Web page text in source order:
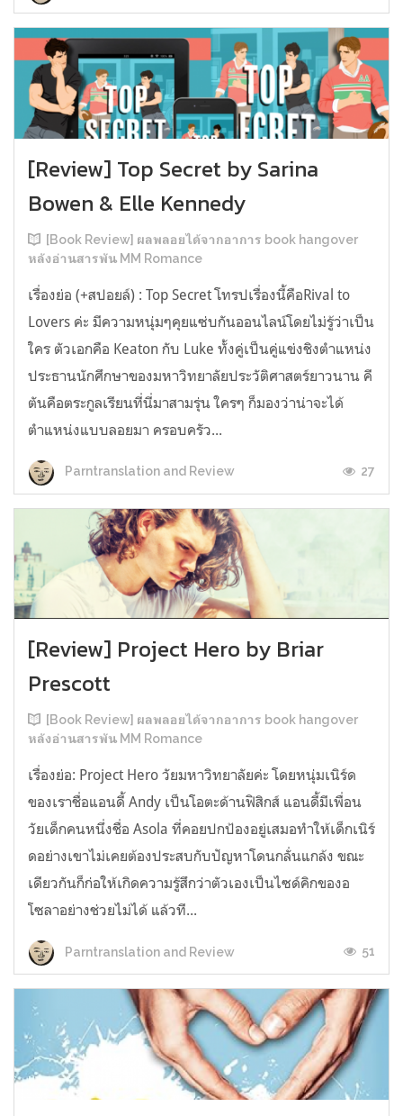
[Review] Top Secret by Sarina
Bowen & Elle Kennedy
[Book Review] ผลพลอยได้จากอาการ book hangover
หลังอ่านสารพัน MM Romance
เรื่องย่อ (+สปอยล์) : Top Secret โทรปเรื่องนี้คือRival to
Lovers ค่ะ มีความหนุ่มๆคุยแซ่บกันออนไลน์โดยไม่รู้ว่าเป็น
ใคร ตัวเอกคือ Keaton กับ Luke ทั้งคู่เป็นคู่แข่งชิงตำแหน่ง
ประธานนักศึกษาของมหาวิทยาลัยประวัติศาสตร์ยาวนาน คี
ตันคือตระกูลเรียนที่นี่มาสามรุ่น ใครๆ ก็มองว่าน่าจะได้
ตำแหน่งแบบลอยมา ครอบครัว...
Parntranslation and Review 27
[Review] Project Hero by Briar
Prescott
[Book Review] ผลพลอยได้จากอาการ book hangover
หลังอ่านสารพัน MM Romance
เรื่องย่อ: Project Hero วัยมหาวิทยาลัยค่ะ โดยหนุ่มเนิร์ด
ของเราชื่อแอนดี้ Andy เป็นโอตะด้านฟิสิกส์ แอนดี้มีเพื่อน
วัยเด็กคนหนึ่งชื่อ Asola ที่คอยปกป้องอยู่เสมอทำให้เด็กเนิร์
ดอย่างเขาไม่เคยต้องประสบกับปัญหาโดนกลั่นแกล้ง ขณะ
เดียวกันก็ก่อให้เกิดความรู้สึกว่าตัวเองเป็นไซด์คิกของอ
โซลาอย่างช่วยไม่ได้ แล้วที...
Parntranslation and Review 51